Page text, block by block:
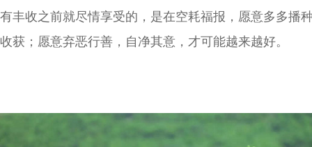
有丰收之前就尽情享受的，是在空耗福报，愿意多多播
收获；愿意弃恶行善，自净其意，才可能越来越好。